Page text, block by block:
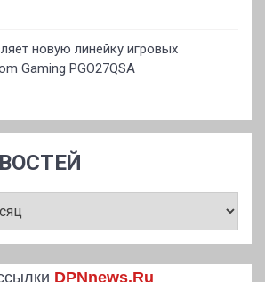
новую линейку игровых
Gaming PGO27QSA
DPNnews.Ru